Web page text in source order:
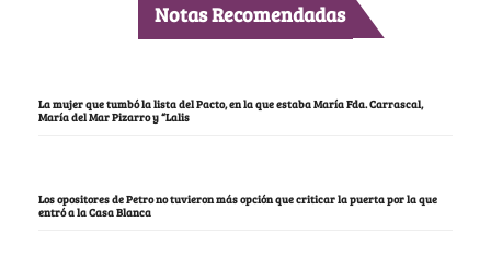
Notas Recomendadas
La mujer que tumbó la lista del Pacto, en la que estaba María Fda. Carrascal,
María del Mar Pizarro y “Lalis
Los opositores de Petro no tuvieron más opción que criticar la puerta por la que
entró a la Casa Blanca